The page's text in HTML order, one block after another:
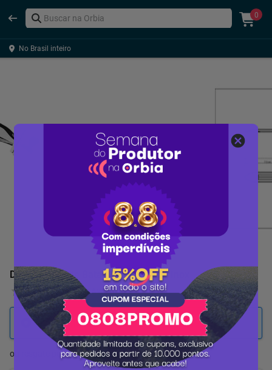
0
No Brasil inteiro
Descascador de Batatas Tramontina Inox
0 Avaliação
712 pontos
ou resgate porpontos + dinheiro